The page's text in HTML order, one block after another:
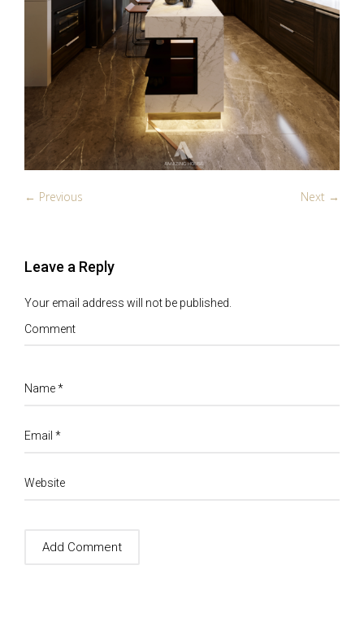
← Previous Next →
Leave a Reply
Your email address will not be published.
Comment
Name*
Email *
Website